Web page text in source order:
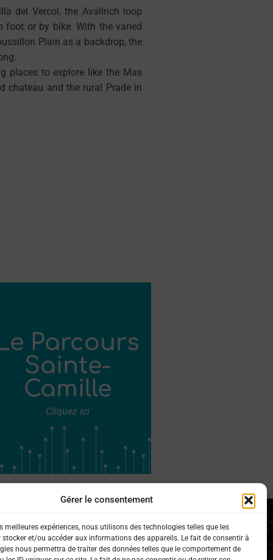
Gérer le consentement
meilleures expériences, nous utilisons des technologies telles que les
stocker et/ou accéder aux informations des appareils. Le fait de consentir à
nous permettra de traiter des données telles que le comportement de
del Vercol, the Avallrich loop
foot or by bike. With the varied
Plain as a backdrop, the
places to explore like the Mas
chateau and the rural Prade in
Parcours
Sainte-
Camille
Cliquez ici